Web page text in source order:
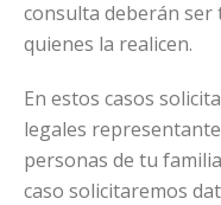
consulta deberán
quienes la realicen.
En estos casos
legales
personas de tu
caso solicitaremos